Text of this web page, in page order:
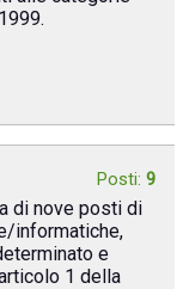
Posti: 9
di nove posti di
informatiche,
e
1 della